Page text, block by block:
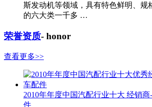
斯发动机等领域，具有特色鲜明、
的六大类一千多 …
荣誉资质- honor
查看更多>>
2010年年度中国汽配行业十大 经销
件